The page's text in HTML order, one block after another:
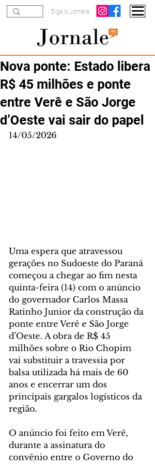
Siga o Jornale
Nova ponte: Estado libera
R$ 45 milhões e ponte
entre Verê e São Jorge
d’Oeste vai sair do papel
14/05/2026
Uma espera que atravessou
gerações no Sudoeste do Paraná
começou a chegar ao fim nesta
quinta-feira (14) com o anúncio
do governador Carlos Massa
Ratinho Junior da construção da
ponte entre Verê e São Jorge
d’Oeste. A obra de R$ 45
milhões sobre o Rio Chopim
vai substituir a travessia por
balsa utilizada há mais de 60
anos e encerrar um dos
principais gargalos logísticos da
região.
O anúncio foi feito em Verê,
durante a assinatura do
convênio entre o Governo do